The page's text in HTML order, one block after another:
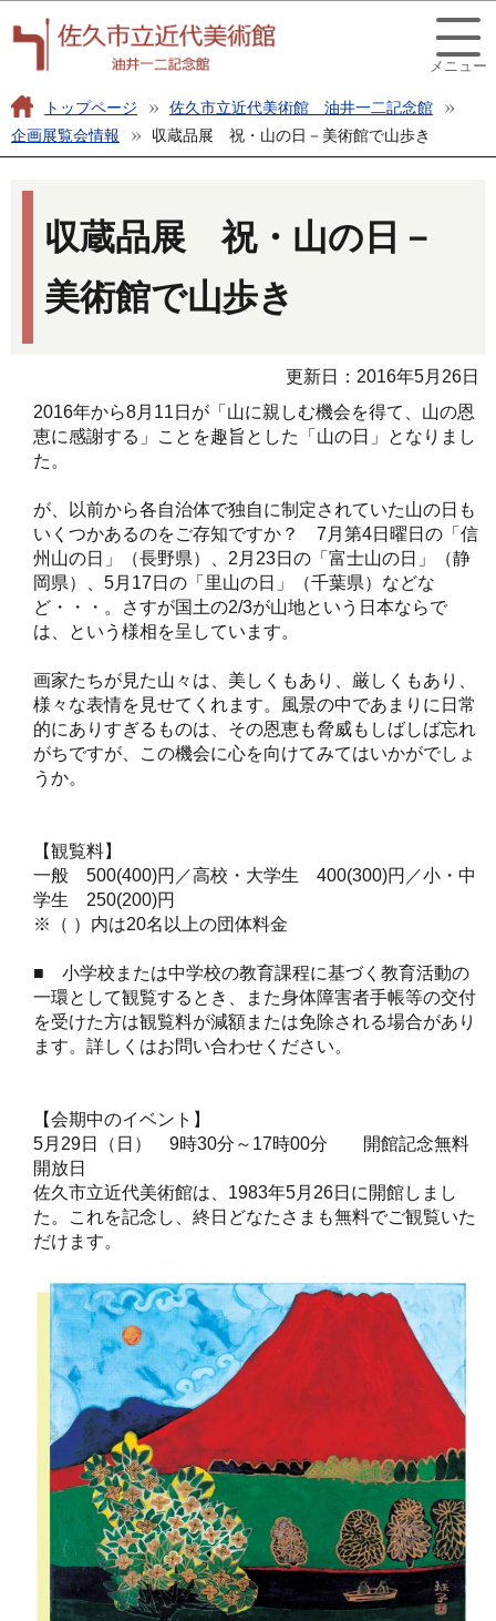
の
ー
ジ
メニュー
トップページ
佐久市立近代美術館 油井一二記念館
企画展覧会情報
収蔵品展 祝・山の日－美術館で山歩き
本
ら
収蔵品展 祝・山の日－
美術館で山歩き
更新日：2016年5月26日
2016年から8月11日が「山に親しむ機会を得て、山の恩
恵に感謝する」ことを趣旨とした「山の日」となりまし
た。
が、以前から各自治体で独自に制定されていた山の日も
いくつかあるのをご存知ですか？ 7月第4日曜日の「信
州山の日」（長野県）、2月23日の「富士山の日」（静
岡県）、5月17日の「里山の日」（千葉県）などな
ど・・・。さすが国土の2/3が山地という日本ならで
は、という様相を呈しています。
画家たちが見た山々は、美しくもあり、厳しくもあり、
様々な表情を見せてくれます。風景の中であまりに日常
的にありすぎるものは、その恩恵も脅威もしばしば忘れ
がちですが、この機会に心を向けてみてはいかがでしょ
うか。
【観覧料】
一般 500(400)円／高校・大学生 400(300)円／小・中
学生 250(200)円
※（ ）内は20名以上の団体料金
■ 小学校または中学校の教育課程に基づく教育活動の
一環として観覧するとき、また身体障害者手帳等の交付
を受けた方は観覧料が減額または免除される場合があり
ます。詳しくはお問い合わせください。
【会期中のイベント】
5月29日（日） 9時30分～17時00分 開館記念無料
開放日
佐久市立近代美術館は、1983年5月26日に開館しまし
た。これを記念し、終日どなたさまも無料でご観覧いた
だけます。